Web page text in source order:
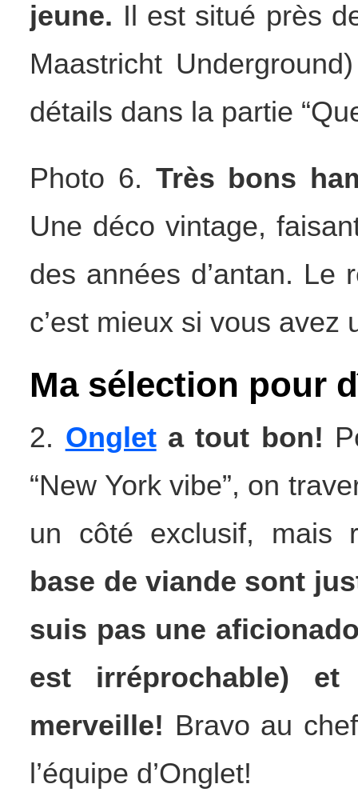
jeune. Il est situé près
Maastricht
détails dans la partie
Photo 6. Très bons
Une déco vintage,
des années d’antan. Le
c’est mieux si vous
Ma sélection pour
2. Ongleta tout bon!
“New York vibe”, on
un côté exclusif, mais
base de viande sont
suis pas une
est irréprochable)
merveille! Bravo au
l’équipe d’Onglet!